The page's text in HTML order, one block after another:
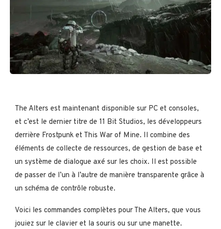
The Alters est maintenant disponible sur PC et consoles,
et c’est le dernier titre de 11 Bit Studios, les développeurs
derrière Frostpunk et This War of Mine. Il combine des
éléments de collecte de ressources, de gestion de base et
un système de dialogue axé sur les choix. Il est possible
de passer de l’un à l’autre de manière transparente grâce à
un schéma de contrôle robuste.
Voici les commandes complètes pour The Alters, que vous
jouiez sur le clavier et la souris ou sur une manette.